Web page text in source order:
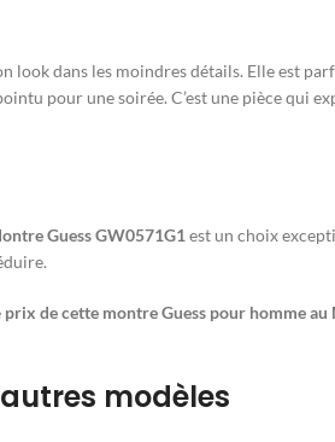
look dans les moindres détails. Elle est
pour une soirée. C’est une pièce qui
Guess GW0571G1est un choix
prix de cette montre Guess pour homme au
modèles